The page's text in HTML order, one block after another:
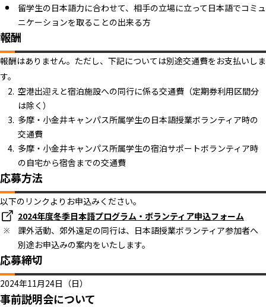
留学生の日本語力に合わせて、相手の立場に立って日本語でコミュ
ニケーションを取ることの出来る方
報酬
報酬はありません。ただし、下記については別途交通費をお支払いしま
す。
空港出迎えと宿泊施設への同行に係る交通費（定期券利用区間分
は除く）
多摩・小金井キャンパス所属学生の日本語授業ボランティア時の
交通費
多摩・小金井キャンパス所属学生の宿泊サポートボランティア時
の自宅から宿舎までの交通費
応募方法
以下のリンクよりお申込みください。
2024年度冬季日本語プログラム・ボランティア申込フォーム
課外活動、郊外遠足の同行は、日本語授業ボランティア参加者へ
別途お申込みの案内をいたします。
応募締切
2024年11月24日（日）
事前説明会について